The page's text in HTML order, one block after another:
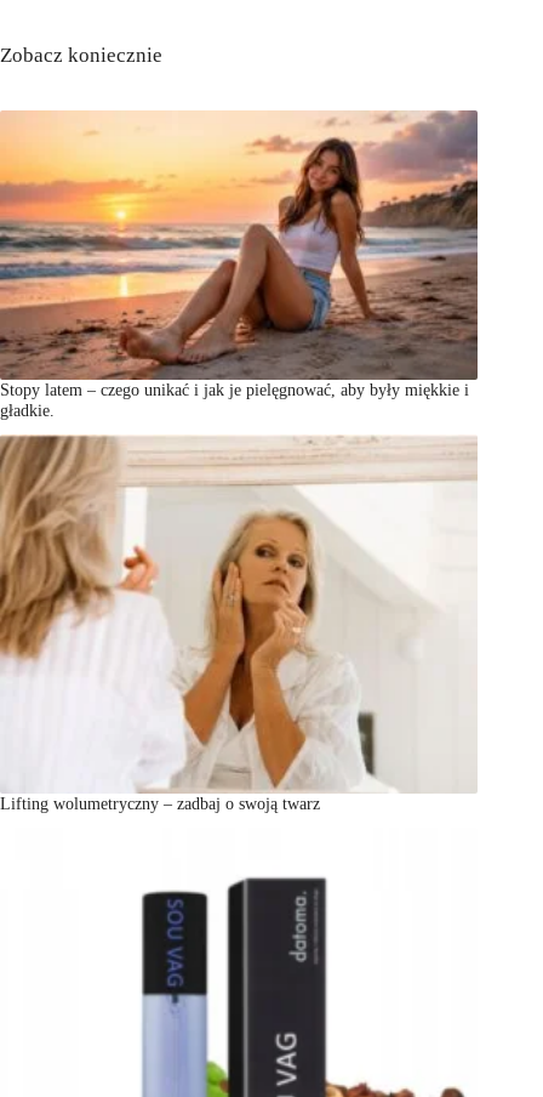
Zobacz koniecznie
Stopy latem – czego unikać i jak je pielęgnować, aby były miękkie i
gładkie.
Lifting wolumetryczny – zadbaj o swoją twarz